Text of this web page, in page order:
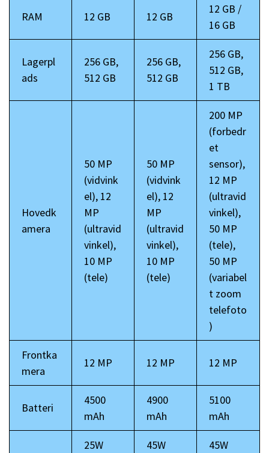
RAM 12 GB 12 GB
12 GB /
16 GB
Lagerpl
ads
256 GB,
512 GB
256 GB,
512 GB
256 GB,
512 GB,
1 TB
Hovedk
amera
50 MP
(vidvink
el), 12
MP
(ultravid
vinkel),
10 MP
(tele)
50 MP
(vidvink
el), 12
MP
(ultravid
vinkel),
10 MP
(tele)
200 MP
(forbedr
et
sensor),
12 MP
(ultravid
vinkel),
50 MP
(tele),
50 MP
(variabel
t zoom
telefoto
)
Frontka
mera
12 MP 12 MP 12 MP
Batteri
4500
mAh
4900
mAh
5100
mAh
25W
45W
45W